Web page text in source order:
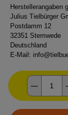
Herstellerangaben
Julius Tielbürger
Postdamm 12
32351 Stemwede
Deutschland
E-Mail:
Produkt